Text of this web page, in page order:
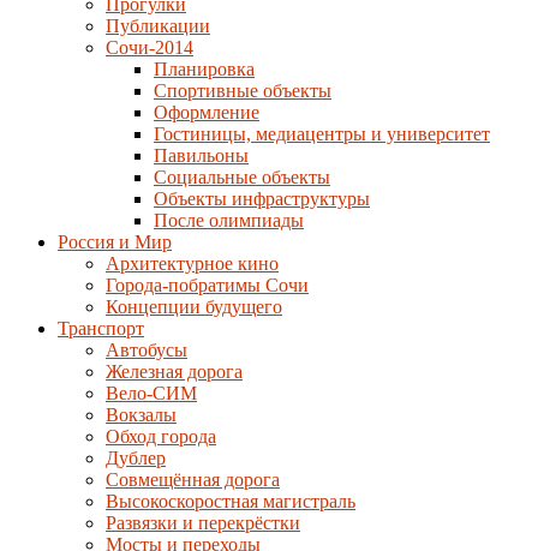
Прогулки
Публикации
Сочи-2014
Планировка
Спортивные объекты
Оформление
Гостиницы, медиацентры и университет
Павильоны
Социальные объекты
Объекты инфраструктуры
После олимпиады
Россия и Мир
Архитектурное кино
Города-побратимы Сочи
Концепции будущего
Транспорт
Автобусы
Железная дорога
Вело-СИМ
Вокзалы
Обход города
Дублер
Совмещённая дорога
Высокоскоростная магистраль
Развязки и перекрёстки
Мосты и переходы